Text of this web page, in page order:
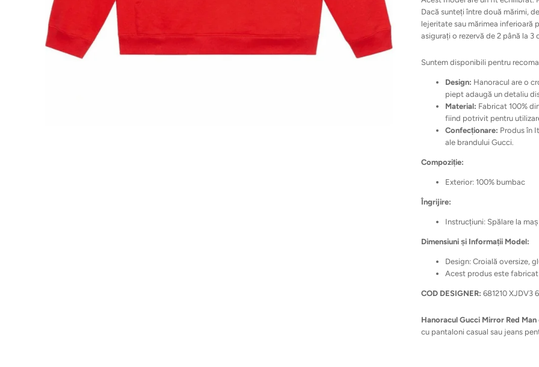
Dacă sunteți între două mărimi,
lejeritate sau mărimea inferioară
asigurați o rezervă de 2 până la
Suntem disponibili pentru
Design: Hanoracul are o
piept adaugă un detaliu
Material: Fabricat 100%
fiind potrivit pentru
Confecționare: Produs în
ale brandului Gucci.
Compoziție:
Exterior: 100% bumbac
Îngrijire:
Instrucțiuni: Spălare la
Dimensiuni și Informații Model:
Design: Croială oversize,
Acest produs este
COD DESIGNER: 681210 XJDV3
Hanoracul Gucci Mirror Red Man
cu pantaloni casual sau jeans